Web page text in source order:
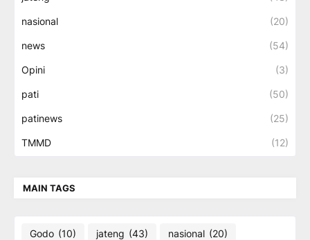
nasional (20)
news (54)
Opini (3)
pati (50)
patinews (25)
TMMD (12)
MAIN TAGS
Godo (10) jateng (43) nasional (20)